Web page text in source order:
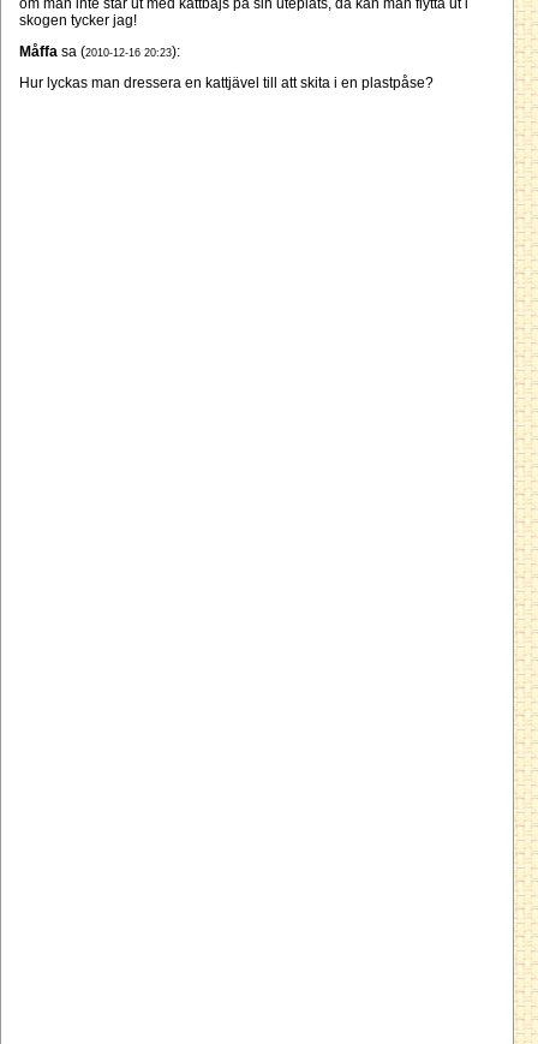
om man inte står ut med kattbajs på sin uteplats, då kan man flytta ut i
skogen tycker jag!
Måffa sa (2010-12-16 20:23):
Hur lyckas man dressera en kattjävel till att skita i en plastpåse?